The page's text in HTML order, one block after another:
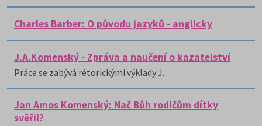
Charles Barber: O původu jazyků - anglicky
J.A.Komenský - Zpráva a naučení o kazatelství
Práce se zabývá rétorickými výklady J.
Jan Amos Komenský: Nač Bůh rodičům dítky
svěřil?